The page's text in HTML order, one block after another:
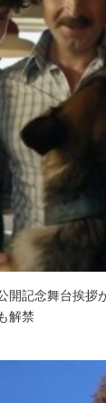
開記念舞台挨拶
解禁